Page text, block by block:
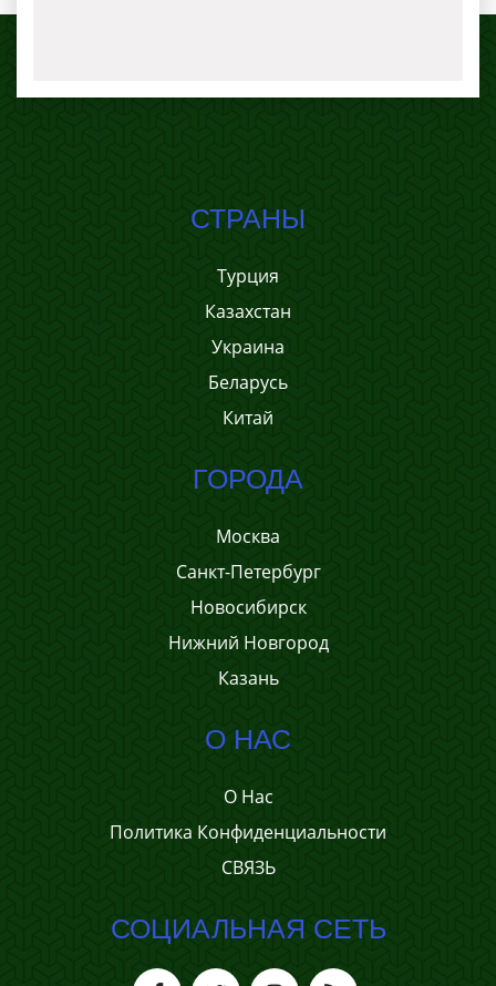
СТРАНЫ
Турция
Казахстан
Украина
Беларусь
Китай
ГОРОДА
Москва
Санкт-Петербург
Новосибирск
Нижний Новгород
Казань
О НАС
О Нас
Политика Конфиденциальности
СВЯЗЬ
СОЦИАЛЬНАЯ СЕТЬ